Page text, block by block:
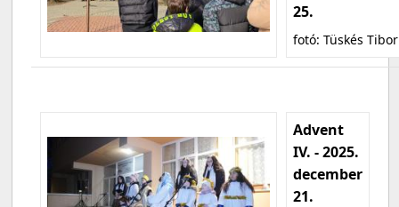
25.
fotó: Tüskés Tibor
Advent
IV. - 2025.
december
21.